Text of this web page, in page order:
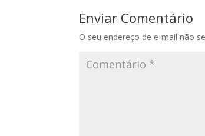
Enviar Comentário
O seu endereço de e-mail não